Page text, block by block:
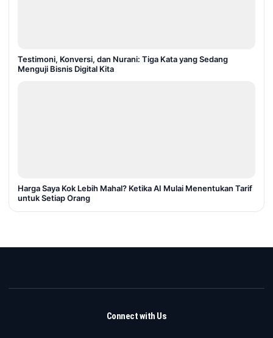
Testimoni, Konversi, dan Nurani: Tiga Kata yang Sedang
Menguji Bisnis Digital Kita
Harga Saya Kok Lebih Mahal? Ketika AI Mulai Menentukan Tarif
untuk Setiap Orang
Connect with Us